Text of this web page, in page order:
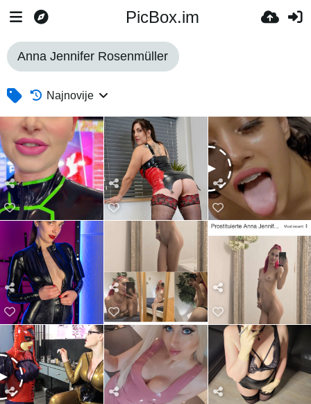
PicBox.im
Anna Jennifer Rosenmüller
Najnovije